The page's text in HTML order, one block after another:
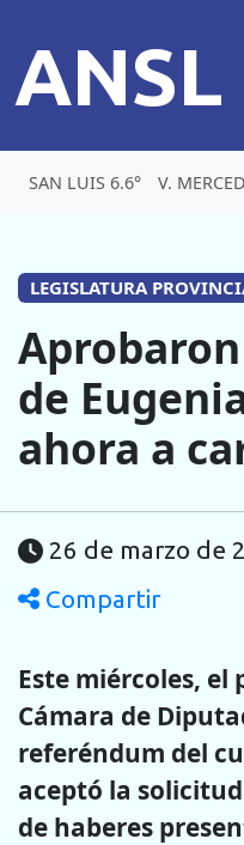
ANSL
SAN LUIS 6.6° V.
LEGISLATURA
de
ahora a
26 de marzo de
Compartir
Este miércoles, el
Cámara de
referéndum del
aceptó la
de haberes